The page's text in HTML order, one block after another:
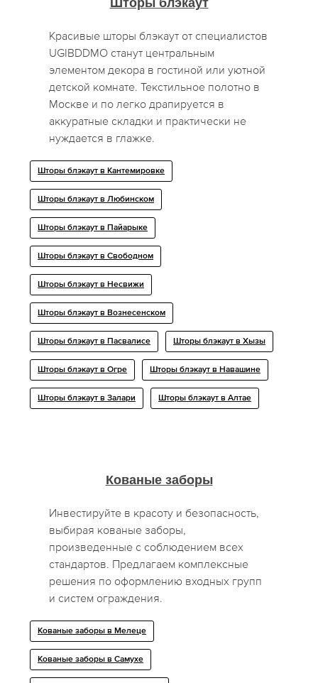
Шторы блэкаут
Красивые шторы блэкаут от специалистов
UGIBDDMO станут центральным
элементом декора в гостиной или уютной
детской комнате. Текстильное полотно в
Москве и по легко драпируется в
аккуратные складки и практически не
нуждается в глажке.
Шторы блэкаут в Кантемировке
Шторы блэкаут в Любинском
Шторы блэкаут в Пайарыке
Шторы блэкаут в Свободном
Шторы блэкаут в Несвижи
Шторы блэкаут в Вознесенском
Шторы блэкаут в Пасвалисе Шторы блэкаут в Хызы
Шторы блэкаут в Огре Шторы блэкаут в Навашине
Шторы блэкаут в Залари Шторы блэкаут в Алтае
Кованые заборы
Инвестируйте в красоту и безопасность,
выбирая кованые заборы,
произведенные с соблюдением всех
стандартов. Предлагаем комплексные
решения по оформлению входных групп
и систем ограждения.
Кованые заборы в Мелеце
Кованые заборы в Самухе